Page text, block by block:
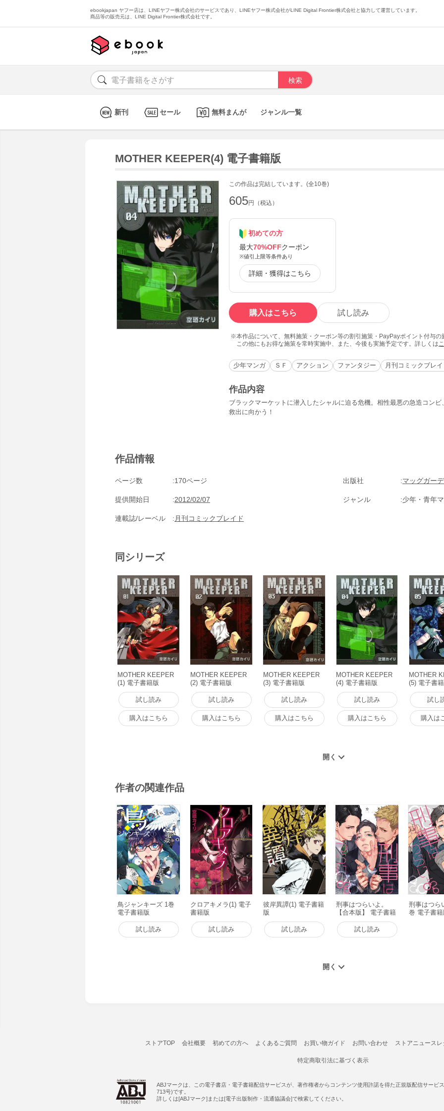
ebookjapan ヤフー店は、LINEヤフー株式会社のサービスであり、LINEヤフー株式会社がLINE Digital Frontier株式会社と協力して運営しています。
商品等の販売元は、LINE Digital Frontier株式会社です。
新刊 セール 無料まんが ジャンル一覧
MOTHER KEEPER(4) 電子書籍版
この作品は完結しています。(全10巻)
605円（税込）
初めての方
最大70%OFFクーポン
※値引上限等条件あり
詳細・獲得はこちら
購入はこちら 試し読み
本作品について、無料施策・クーポン等の割引施策・PayPayポイント付与
この他にもお得な施策を常時実施中、また、今後も実施予定です。詳しくは
少年マンガ ＳＦ アクション ファンタジー 月刊コミックブレ
作品内容
ブラックマーケットに潜入したシャルに迫る危機。相性最悪の急造コン
救出に向かう！
作品情報
ページ数 170ページ 出版社 マッグガー
提供開始日 2012/02/07 ジャンル 少年・青年
連載誌/レーベル 月刊コミックブレイド
同シリーズ
MOTHER KEEPER
(1) 電子書籍版
試し読み
購入はこちら
MOTHER KEEPER
(2) 電子書籍版
試し読み
購入はこちら
MOTHER KEEPER
(3) 電子書籍版
試し読み
購入はこちら
MOTHER KEEPER
(4) 電子書籍版
試し読み
購入はこちら
MOTHER
(5) 電子書
試し
購入は
作者の関連作品
鳥ジャンキーズ 1巻
電子書籍版
試し読み
クロアキメラ(1) 電子
書籍版
試し読み
彼岸異譚(1) 電子書籍
版
試し読み
刑事はつらいよ。
【合本版】 電子書籍
試し読み
刑事はつら
巻 電子書
ストアTOP 会社概要 初めての方へ よくあるご質問 お買い物ガイド お問い合わせ ストアニュースレ
特定商取引法に基づく表示
ABJマークは、この電子書店・電子書籍配信サービスが、著作権者からコンテンツ使用許諾を得た正規版配信サービ
713号)です。
詳しくは[ABJマーク]または[電子出版制作・流通協議会]で検索してください。